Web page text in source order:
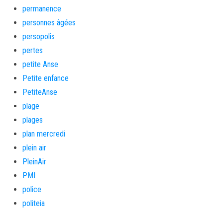
permanence
personnes âgées
persopolis
pertes
petite Anse
Petite enfance
PetiteAnse
plage
plages
plan mercredi
plein air
PleinAir
PMI
police
politeia